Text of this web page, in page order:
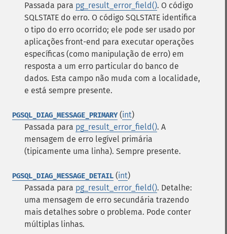
Passada para pg_result_error_field(). O código
SQLSTATE do erro. O código SQLSTATE identifica
o tipo do erro ocorrido; ele pode ser usado por
aplicações front-end para executar operações
específicas (como manipulação de erro) em
resposta a um erro particular do banco de
dados. Esta campo não muda com a localidade,
e está sempre presente.
PGSQL_DIAG_MESSAGE_PRIMARY(int)
Passada para pg_result_error_field(). A
mensagem de erro legível primária
(tipicamente uma linha). Sempre presente.
PGSQL_DIAG_MESSAGE_DETAIL (int)
Passada para pg_result_error_field(). Detalhe:
uma mensagem de erro secundária trazendo
mais detalhes sobre o problema. Pode conter
múltiplas linhas.